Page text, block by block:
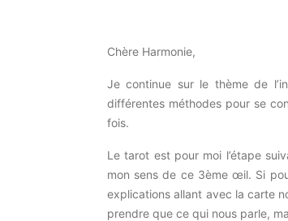
Chère Harmonie,
Je continue sur le thème de
différentes méthodes pour se
fois.
Le tarot est pour moi l’étape
mon sens de ce 3èmeœil. Si
explications allant avec la carte
prendre que ce qui nous parle,